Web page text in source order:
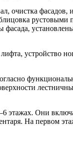
очистка
фасада,
устройство
Они
На первом